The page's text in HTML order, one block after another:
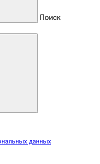
Поиск
данных